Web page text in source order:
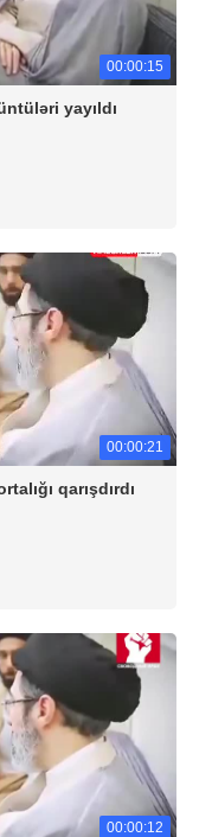
00:00:15
yayıldı
00:00:21
qarışdırdı
00:00:12